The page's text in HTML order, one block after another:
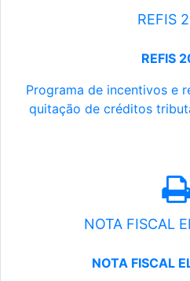
REFIS
REFIS
Programa de incentivos e
quitação de créditos
NOTA FISCAL
NOTA FISCAL